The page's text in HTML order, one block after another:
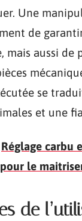
Une
de
mais aussi de
se
et une
Réglage carbu
le
de